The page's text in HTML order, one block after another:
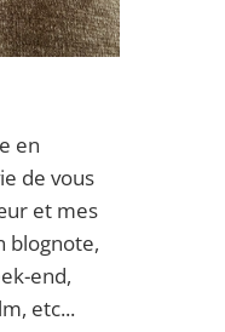
en
de vous
et mes
blognote,
end,
etc...